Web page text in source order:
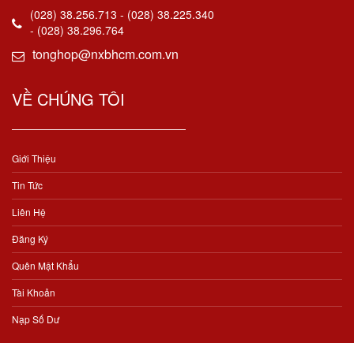
(028) 38.256.713 - (028) 38.225.340
- (028) 38.296.764
tonghop@nxbhcm.com.vn
VỀ CHÚNG TÔI
Giới Thiệu
Tin Tức
Liên Hệ
Đăng Ký
Quên Mật Khẩu
Tài Khoản
Nạp Số Dư